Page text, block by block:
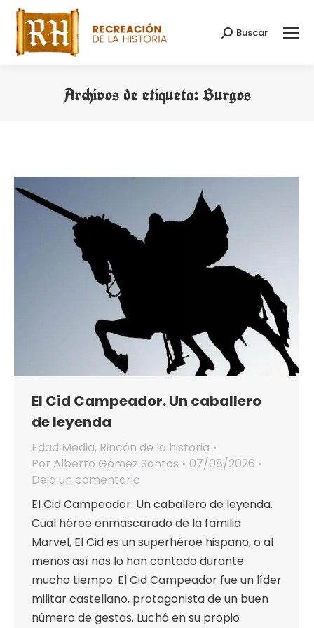
Buscar:
Buscar
Archivos de etiqueta:Burgos
El Cid Campeador. Un caballero
de leyenda
Edad Media, Rincón de la historia
Por Alberto Gómez Santos
07/08/2026
Deja un comentario
El Cid Campeador. Un caballero de leyenda.
Cual héroe enmascarado de la familia
Marvel, El Cid es un superhéroe hispano, o al
menos así nos lo han contado durante
mucho tiempo. El Cid Campeador fue un líder
militar castellano, protagonista de un buen
número de gestas. Luchó en su propio